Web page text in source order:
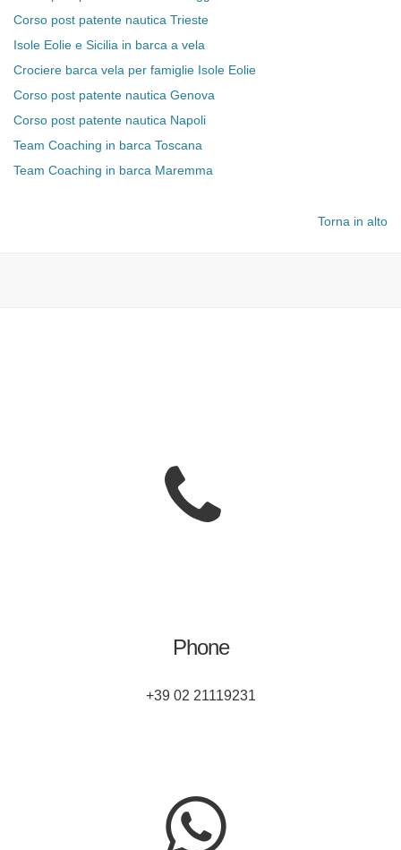
Corso post patente nautica Trieste
Isole Eolie e Sicilia in barca a vela
Crociere barca vela per famiglie Isole Eolie
Corso post patente nautica Genova
Corso post patente nautica Napoli
Team Coaching in barca Toscana
Team Coaching in barca Maremma
Torna in alto
Phone
+39 02 21119231